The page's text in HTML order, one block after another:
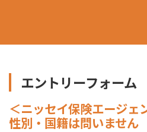
エントリーフォーム
＜ニッセイ保険エージ
性別・国籍は問いません